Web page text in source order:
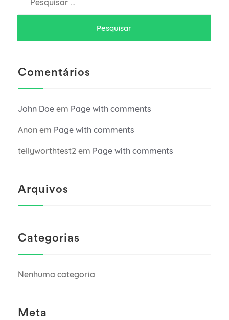
por:
Comentários
John Doe em Page with comments
Anon em Page with comments
tellyworthtest2 em Page with comments
Arquivos
Categorias
Nenhuma categoria
Meta